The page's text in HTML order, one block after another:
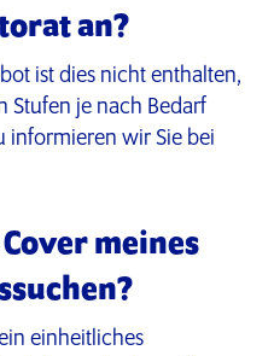
an?
ist dies nicht enthalten,
Stufen je nach Bedarf
informieren wir Sie bei
meines
einheitliches